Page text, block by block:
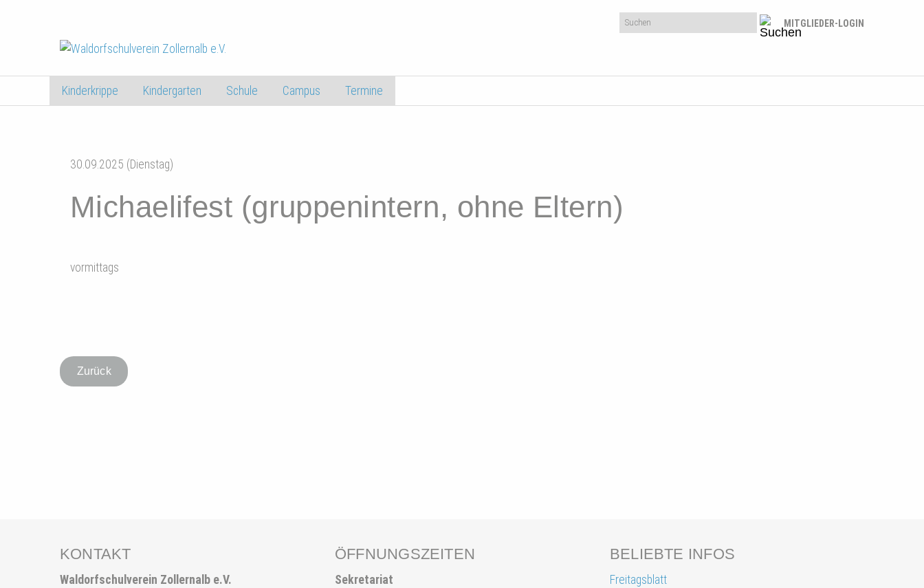
MITGLIEDER-LOGIN
Kinderkrippe Kindergarten Schule Campus Termine
30.09.2025 (Dienstag)
Michaelifest (gruppenintern, ohne Eltern)
vormittags
Zurück
KONTAKT
Waldorfschulverein Zollernalb e.V.
ÖFFNUNGSZEITEN
Sekretariat
BELIEBTE INFOS
Freitagsblatt